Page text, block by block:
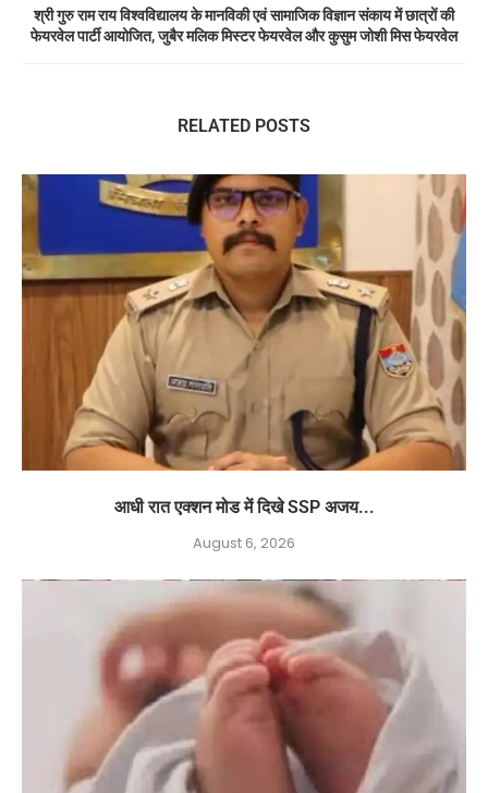
श्री गुरु राम राय विश्वविद्यालय के मानविकी एवं सामाजिक विज्ञान संकाय में छात्रों की
फेयरवेल पार्टी आयोजित, जुबैर मलिक मिस्टर फेयरवेल और कुसुम जोशी मिस फेयरवेल
RELATED POSTS
आधी रात एक्शन मोड में दिखे SSP अजय...
August 6, 2026